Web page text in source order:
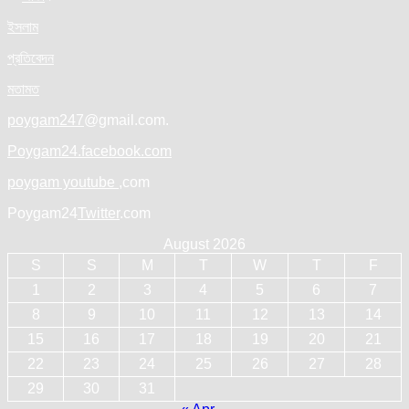
ইসলাম
প্রতিবেদন
মতামত
poygam247@gmail.com.
Poygam24.facebook.com
poygam youtube ,com
Poygam24Twitter.com
August 2026
S
S M T W T
F
1
2 3 4 5 6
7
8
9 10 11 12 13
14
15
16 17 18 19 20
21
22
23 24 25 26 27
28
29
30
31